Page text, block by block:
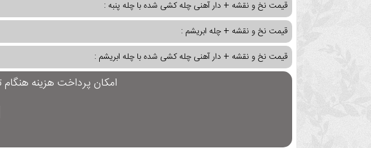
قیمت نخ و نقشه + دار آهنی چله کشی شده با چله پنبه :
قیمت نخ و نقشه + چله ابریشم :
قیمت نخ و نقشه + دار آهنی چله کشی شده با چله ابریشم :
امکان پرداخت هزینه